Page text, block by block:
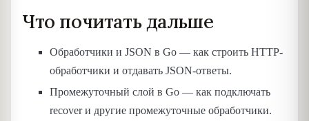
Что почитать дальше
Обработчики и JSON в Go — как строить HTTP-
обработчики и отдавать JSON-ответы.
Промежуточный слой в Go — как подключать
recover и другие промежуточные обработчики.